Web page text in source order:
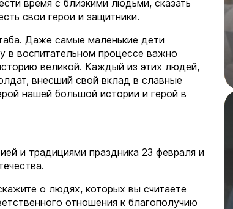
время с близкими людьми, сказать
свои герои и защитники.
Даже самые маленькие дети
в воспитательном процессе важно
великой. Каждый из этих людей,
внесший свой вклад в славные
нашей большой истории и герой в
и традициями праздника 23 февраля и
о людях, которых вы считаете
отношения к благополучию